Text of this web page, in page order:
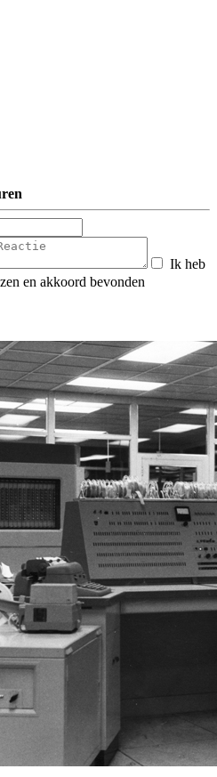
Ik heb
en akkoord bevonden